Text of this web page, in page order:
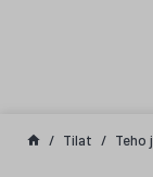
Tilat Teho